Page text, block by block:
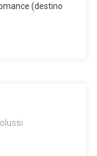
(destino